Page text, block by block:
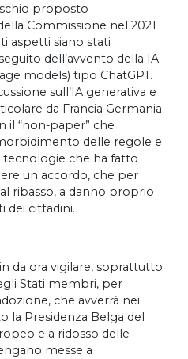
proposto
Commissione nel 2021
aspetti siano stati
dell’avvento della IA
models) tipo ChatGPT.
sull’IA generativa e
da Francia Germania
il “non-paper” che
delle regole e
tecnologie che ha fatto
un accordo, che per
ribasso, a danno proprio
dei cittadini.
da ora vigilare, soprattutto
Stati membri, per
che avverrà nei
la Presidenza Belga del
e a ridosso delle
messe a